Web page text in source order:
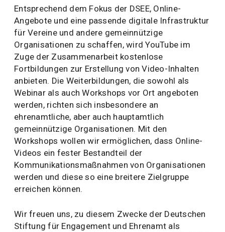
Entsprechend dem Fokus der DSEE, Online-
Angebote und eine passende digitale Infrastruktur
für Vereine und andere gemeinnützige
Organisationen zu schaffen, wird YouTube im
Zuge der Zusammenarbeit kostenlose
Fortbildungen zur Erstellung von Video-Inhalten
anbieten. Die Weiterbildungen, die sowohl als
Webinar als auch Workshops vor Ort angeboten
werden, richten sich insbesondere an
ehrenamtliche, aber auch hauptamtlich
gemeinnützige Organisationen. Mit den
Workshops wollen wir ermöglichen, dass Online-
Videos ein fester Bestandteil der
Kommunikationsmaßnahmen von Organisationen
werden und diese so eine breitere Zielgruppe
erreichen können.
Wir freuen uns, zu diesem Zwecke der Deutschen
Stiftung für Engagement und Ehrenamt als